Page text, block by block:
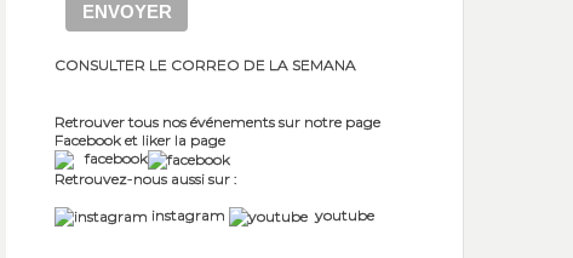
CONSULTER LE CORREO DE LA SEMANA
Retrouver tous nos événements sur notre page
Facebook et liker la page
facebook
Retrouvez-nous aussi sur :
instagram
youtube